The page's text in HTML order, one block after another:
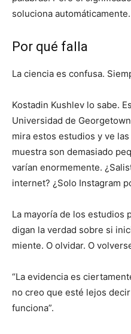
soluciona automáticamente.
Por qué falla
La ciencia es confusa.
Kostadin Kushlev lo sabe.
Universidad de
mira estos estudios y ve
muestra son demasiado
varían enormemente.
internet? ¿Solo Instagram
La mayoría de los estudios
digan la verdad sobre si
miente. O olvidar. O
“La evidencia es
no creo que esté lejos
funciona”.